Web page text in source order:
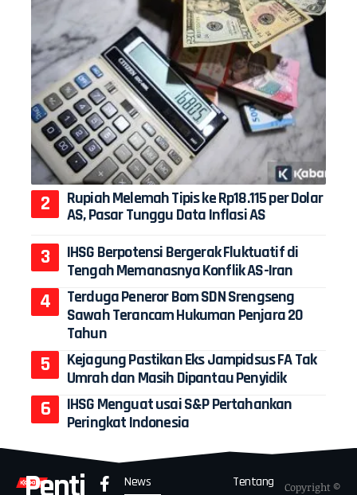
Rupiah Melemah Tipis ke Rp18.115 per Dolar
AS, Pasar Tunggu Data Inflasi AS
IHSG Berpotensi Bergerak Fluktuatif di
Tengah Memanasnya Konflik AS-Iran
Terduga Peneror Bom SDN Srengseng
Sawah Terancam Hukuman Penjara 20
Tahun
Kejagung Pastikan Eks Jampidsus FA Tak
Umrah dan Masih Dipantau Penyidik
IHSG Menguat usai S&P Pertahankan
Peringkat Indonesia
News
Tentang
Copyright ©